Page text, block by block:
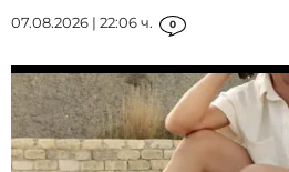
07.08.2026 | 22:06 ч. 0